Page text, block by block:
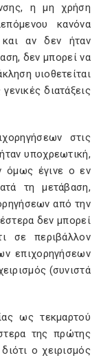
η μη χρήση
κανόνα
και αν δεν ήταν
δεν μπορεί να
υιοθετείται
διατάξεις
στις
υποχρεωτική,
όμως έγινε ο εν
τη μετάβαση,
από την
δεν μπορεί
σε περιβάλλον
επιχορηγήσεων
(συνιστά
ως τεκμαρτού
της πρώτης
ο χειρισμός